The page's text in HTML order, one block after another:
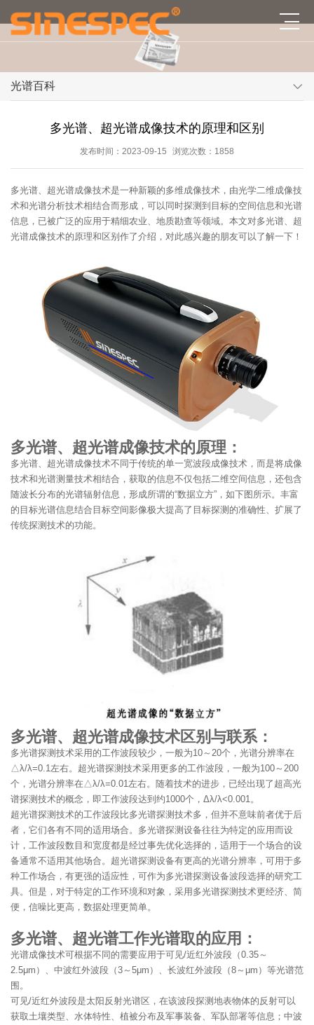
光谱百科
多光谱、超光谱成像技术的原理和区别
发布时间：2023-09-15 浏览次数：1858
多光谱、超光谱成像技术是一种新颖的多维成像技术，由光学二维成像技
术和光谱分析技术相结合而形成，可以同时探测到目标的空间信息和光谱
信息，已被广泛的应用于精细农业、地质勘查等领域。本文对多光谱、超
光谱成像技术的原理和区别作了介绍，对此感兴趣的朋友可以了解一下！
多光谱、超光谱成像技术的原理：
多光谱、超光谱成像技术不同于传统的单一宽波段成像技术，而是将成像
技术和光谱测量技术相结合，获取的信息不仅包括二维空间信息，还包含
随波长分布的光谱辐射信息，形成所谓的“数据立方”，如下图所示。丰富
的目标光谱信息结合目标空间影像极大提高了目标探测的准确性、扩展了
传统探测技术的功能。
多光谱、超光谱成像技术区别与联系：
多光谱探测技术采用的工作波段较少，一般为10～20个，光谱分辨率在
△λ/λ=0.1左右。超光谱探测技术采用更多的工作波段，一般为100～200
个，光谱分辨率在△λ/λ=0.01左右。随着技术的进步，已经出现了超高光
谱探测技术的概念，即工作波段达到约1000个，Δλ/λ<0.001。
超光谱探测技术的工作波段比多光谱探测技术多，但并不意味前者优于后
者，它们各有不同的适用场合。多光谱探测设备往往为特定的应用而设
计，工作波段数目和宽度都是经过事先优化选择的，适用于一个场合的设
备通常不适用其他场合。超光谱探测设备有更高的光谱分辨率，可用于多
种工作场合，有更强的适应性，可作为多光谱探测设备波段选择的研究工
具。但是，对于特定的工作环境和对象，采用多光谱探测技术更经济、简
便，信噪比更高，数据处理更简单。
多光谱、超光谱工作光谱取的应用：
光谱成像技术可根据不同的需要应用于可见/近红外波段（0.35～
2.5μm）、中波红外波段（3～5μm）、长波红外波段（8～μm）等光谱范
围。
可见/近红外波段是太阳反射光谱区，在该波段探测地表物体的反射可以
获取土壤类型、水体特性、植被分布及军事装备、军队部署等信息；中波